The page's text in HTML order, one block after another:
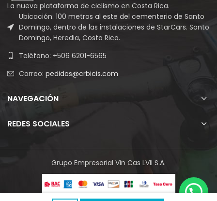
La nueva plataforma de ciclismo en Costa Rica.
Ubicación: 100 metros al este del cementerio de Santo
Domingo, dentro de las instalaciones de StarCars. Santo
Domingo, Heredia, Costa Rica.
Teléfono: +506 6201-6565
Correo: pedidos@crbicis.com
NAVEGACIÓN
REDES SOCIALES
Grupo Empresarial Vin Cas LVII S.A.